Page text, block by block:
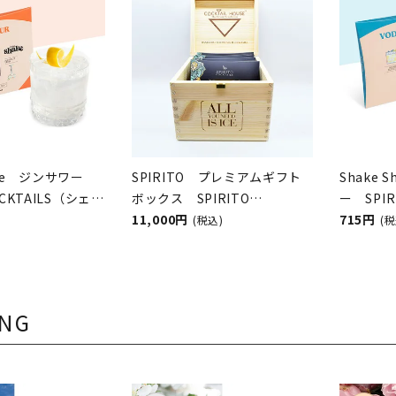
ジンサワー
（シェイ
SPIRITO プレミアムギフト
ボックス SPIRITO
COCKTAILS（スピリットカク
11,000円 (税込)
Shake
ー
ェイクシ
715円 (